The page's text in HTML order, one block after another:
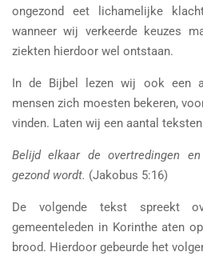
ongezond eet lichamelijke
wanneer wij verkeerde keuzes
ziekten hierdoor wel ontstaan.
In de Bijbel lezen wij ook een
mensen zich moesten bekeren,
vinden. Laten wij een aantal
Belijd elkaar de overtredingen
gezond wordt. (Jakobus 5:16)
De volgende tekst spreekt
gemeenteleden in Korinthe aten
brood. Hierdoor gebeurde het